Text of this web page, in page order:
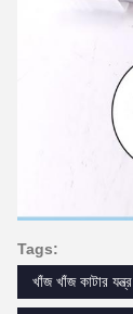
Tags:
খাঁজ খাঁজ কাটার যন্ত্র